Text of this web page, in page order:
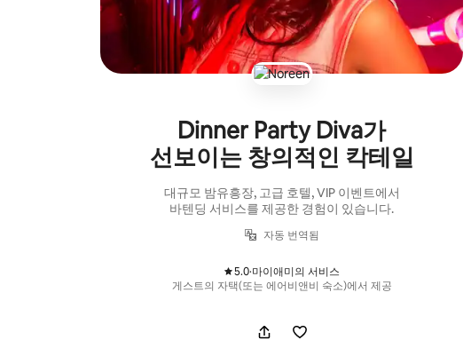
Dinner Party Diva가
선보이는 창의적인 칵테일
대규모 밤유흥장, 고급 호텔, VIP 이벤트에서
바텐딩 서비스를 제공한 경험이 있습니다.
자동 번역됨
5.0
, ·마이애미의 서비스
게스트의 자택(또는 에어비앤비 숙소)에서 제공